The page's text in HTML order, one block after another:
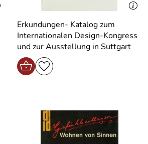
Erkundungen- Katalog zum
Internationalen Design-Kongress
und zur Ausstellung in Suttgart